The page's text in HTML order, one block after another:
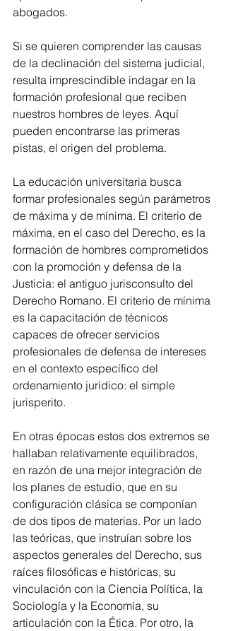
abogados.
Si se quieren comprender las causas
de la declinación del sistema judicial,
resulta imprescindible indagar en la
formación profesional que reciben
nuestros hombres de leyes. Aquí
pueden encontrarse las primeras
pistas, el origen del problema.
La educación universitaria busca
formar profesionales según parámetros
de máxima y de mínima. El criterio de
máxima, en el caso del Derecho, es la
formación de hombres comprometidos
con la promoción y defensa de la
Justicia: el antiguo jurisconsulto del
Derecho Romano. El criterio de mínima
es la capacitación de técnicos
capaces de ofrecer servicios
profesionales de defensa de intereses
en el contexto específico del
ordenamiento jurídico: el simple
jurisperito.
En otras épocas estos dos extremos se
hallaban relativamente equilibrados,
en razón de una mejor integración de
los planes de estudio, que en su
configuración clásica se componían
de dos tipos de materias. Por un lado
las teóricas, que instruían sobre los
aspectos generales del Derecho, sus
raíces filosóficas e históricas, su
vinculación con la Ciencia Política, la
Sociología y la Economía, su
articulación con la Ética. Por otro, la